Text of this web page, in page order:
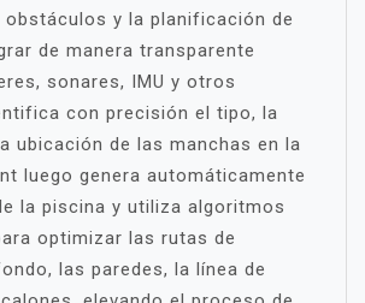
obstáculos y la planificación de
de manera transparente
sonares, IMU y otros
con precisión el tipo, la
ubicación de las manchas en la
luego genera automáticamente
la piscina y utiliza algoritmos
optimizar las rutas de
las paredes, la línea de